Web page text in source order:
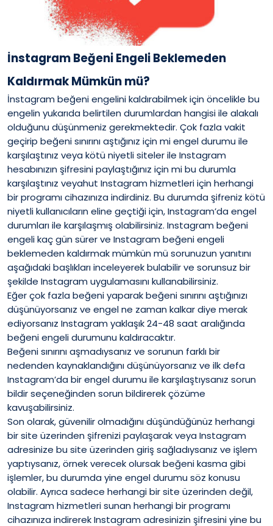
İnstagram Beğeni Engeli Beklemeden
Kaldırmak Mümkün mü?
İnstagram beğeni engelini kaldırabilmek için öncelikle bu
engelin yukarıda belirtilen durumlardan hangisi ile alakalı
olduğunu düşünmeniz gerekmektedir. Çok fazla vakit
geçirip beğeni sınırını aştığınız için mi engel durumu ile
karşılaştınız veya kötü niyetli siteler ile Instagram
hesabınızın şifresini paylaştığınız için mi bu durumla
karşılaştınız veyahut Instagram hizmetleri için herhangi
bir programı cihazınıza indirdiniz. Bu durumda şifreniz kötü
niyetli kullanıcıların eline geçtiği için, Instagram’da engel
durumları ile karşılaşmış olabilirsiniz. Instagram beğeni
engeli kaç gün sürer ve Instagram beğeni engeli
beklemeden kaldırmak mümkün mü sorunuzun yanıtını
aşağıdaki başlıkları inceleyerek bulabilir ve sorunsuz bir
şekilde Instagram uygulamasını kullanabilirsiniz.
Eğer çok fazla beğeni yaparak beğeni sınırını aştığınızı
düşünüyorsanız ve engel ne zaman kalkar diye merak
ediyorsanız Instagram yaklaşık 24-48 saat aralığında
beğeni engeli durumunu kaldıracaktır.
Beğeni sınırını aşmadıysanız ve sorunun farklı bir
nedenden kaynaklandığını düşünüyorsanız ve ilk defa
Instagram’da bir engel durumu ile karşılaştıysanız sorun
bildir seçeneğinden sorun bildirerek çözüme
kavuşabilirsiniz.
Son olarak, güvenilir olmadığını düşündüğünüz herhangi
bir site üzerinden şifrenizi paylaşarak veya Instagram
adresinize bu site üzerinden giriş sağladıysanız ve işlem
yaptıysanız, örnek verecek olursak beğeni kasma gibi
işlemler, bu durumda yine engel durumu söz konusu
olabilir. Ayrıca sadece herhangi bir site üzerinden değil,
Instagram hizmetleri sunan herhangi bir programı
cihazınıza indirerek Instagram adresinizin şifresini yine bu